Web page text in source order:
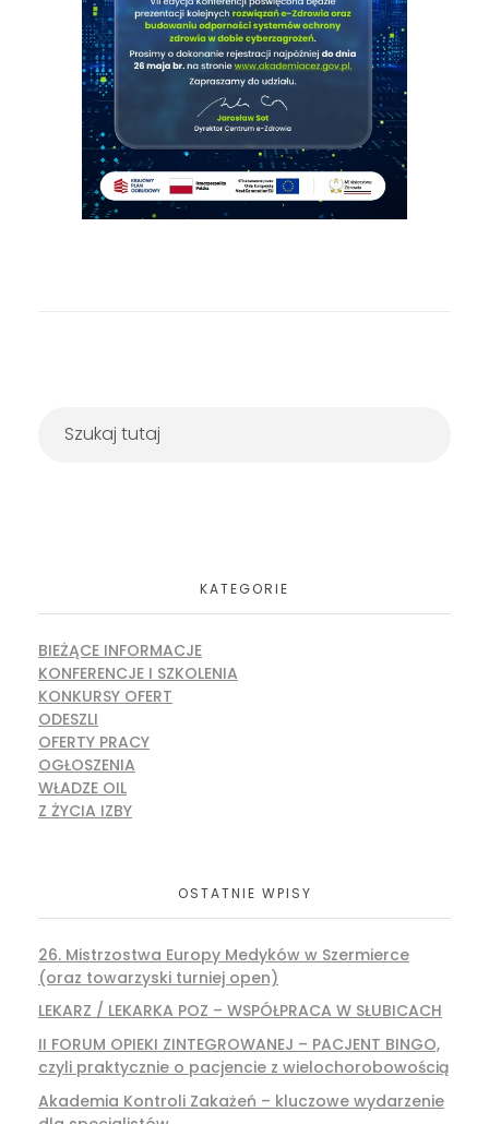
KATEGORIE
BIEŻĄCE INFORMACJE
KONFERENCJE I SZKOLENIA
KONKURSY OFERT
ODESZLI
OFERTY PRACY
OGŁOSZENIA
WŁADZE OIL
Z ŻYCIA IZBY
OSTATNIE WPISY
26. Mistrzostwa Europy Medyków w Szermierce
(oraz towarzyski turniej open)
LEKARZ / LEKARKA POZ – WSPÓŁPRACA W SŁUBICACH
II FORUM OPIEKI ZINTEGROWANEJ – PACJENT BINGO,
czyli praktycznie o pacjencie z wielochorobowością
Akademia Kontroli Zakażeń – kluczowe wydarzenie